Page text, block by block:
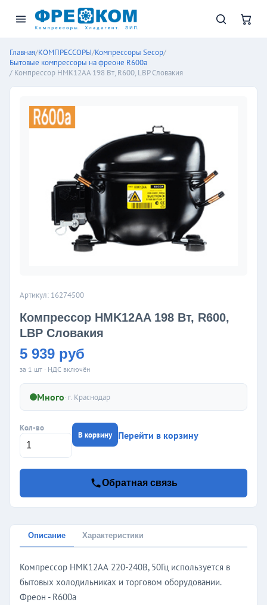
Главная/КОМПРЕССОРЫ/Компрессоры Secop/
Бытовые компрессоры на фреоне R600a
/ Компрессор HMK12AA 198 Вт, R600, LBP Словакия
Артикул: 16274500
Компрессор HMK12AA 198 Вт, R600,
LBP Словакия
5 939 руб
за 1 шт · НДС включён
Много· г. Краснодар
Кол-во
В корзину Перейти в корзину
Обратная связь
Описание Характеристики
Компрессор НМК12АА 220-240В, 50Гц используется в
бытовых холодильниках и торговом оборудовании.
Фреон - R600a